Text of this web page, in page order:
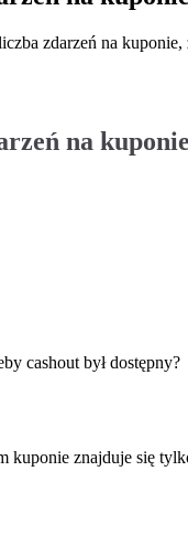
zdarzeń na kuponie,
na
cashout był dostępny?
kuponie znajduje się